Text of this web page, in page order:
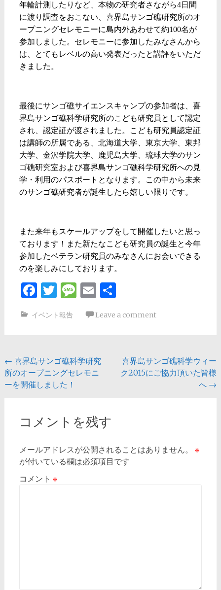
年輪計測したりなど、本物の研究者さながら4日間
に渡り調査をおこない、喜界島サンゴ礁研究所のオ
ープニングセレモニーに島内外あわせて約100名が
参加しました。セレモニーに参加したみなさんから
は、とてもレベルの高い発表だったと講評をいただ
きました。
最後にサンゴ礁サイエンスキャンプの参加者は、喜
界島サンゴ礁科学研究所のこども研究員として認定
され、認定証が渡されました。こども研究員認定証
は講師の所属である、北海道大学、東京大学、東邦
大学、金沢学院大学、鹿児島大学、琉球大学のサン
ゴ礁研究室および喜界島サンゴ礁科学研究所への見
学・利用のパスポートとなります。この中から未来
のサンゴ礁研究者が誕生したら嬉しい限りです。
また来年もスケールアップをして開催したいと思っ
ております！また新たなこども研究員の誕生と今年
参加したベテラン研究員のみなさんにお会いできる
のを楽しみにしております。
Facebook
Twitter
Message
Email
共
イベント報告 Leave a comment
← 喜界島サンゴ礁科学研究
所のオープニングセレモニ
ーを開催しました！
喜界島サンゴ礁科学ウィー
ク2015にご協力頂いた皆様
へ →
コメントを残す
メールアドレスが公開されることはありません。
※
が付いている欄は必須項目です
コメント ※